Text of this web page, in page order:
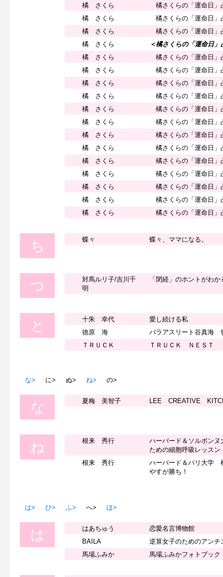
橘 さくら
橘さくらの「運命日
橘 さくら
橘さくらの「運命日
橘 さくら
橘さくらの「運命日
橘 さくら
＜橘さくらの「運命日
橘 さくら
橘さくらの「運命日
橘 さくら
橘さくらの「運命日
橘 さくら
橘さくらの「運命日
橘 さくら
橘さくらの「運命日
橘 さくら
橘さくらの「運命日
橘 さくら
橘さくらの「運命日
橘 さくら
橘さくらの「運命日
橘 さくら
橘さくらの「運命日
橘 さくら
橘さくらの「運命日
橘 さくら
橘さくらの「運命日
橘 さくら
橘さくらの「運命日
橘 さくら
橘さくらの「運命日
橘 さくら
橘さくらの「運命日
ち 蝶々 蝶々、ママになる。
つ
対馬ルリ子/吉川千
明
「閉経」のホントがわ
と 十朱 幸代
愛し続ける私
徳原 海
パラアスリート谷真海
ＴＲＵＣＫ
ＴＲＵＣＫ ＮＥＳＴ
な> に> ぬ> ね> の>
な 夏梅 美智子 LEE CREATIVE
ね 根来 秀行
ハーバード＆ソルボン
ための細胞呼吸レッスン
根来 秀行
ハーバード＆パリ大学
やすが勝ち！
は> ひ> ふ> へ> ほ>
は はあちゅう
恋愛名言博物館
BAILA
逆算女子のためのアンチ
馬場ふみか
馬場ふみかフォトブッ